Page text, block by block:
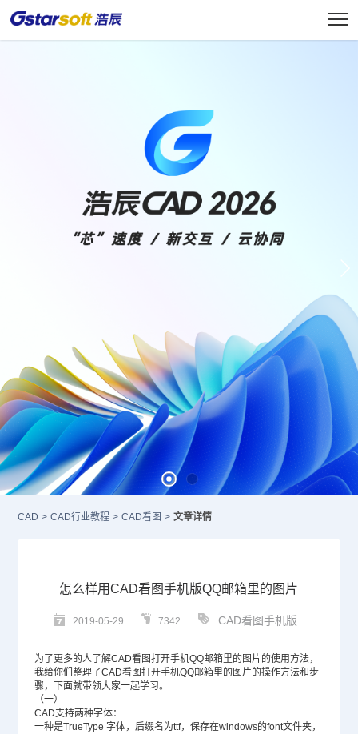
CAD > CAD行业教程 > CAD看图 > 文章详情
怎么样用CAD看图手机版QQ邮箱里的图片
2019-05-29 7342 CAD看图手机版
为了更多的人了解CAD看图打开手机QQ邮箱里的图片的使用方法，
我给你们整理了CAD看图打开手机QQ邮箱里的图片的操作方法和步
骤，下面就带领大家一起学习。
（一）
CAD支持两种字体：
一种是TrueType 字体，后缀名为ttf，保存在windows的font文件夹，